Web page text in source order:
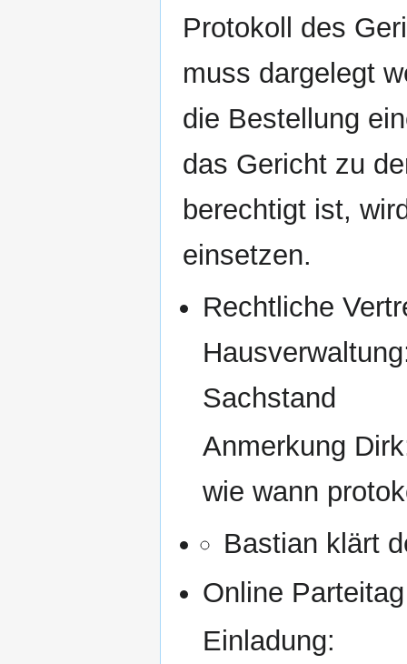
Protokoll des
muss dargelegt
die Bestellung
das Gericht zu
berechtigt ist,
einsetzen.
Rechtliche
Sachstand
Anmerkung
wie wann
Bastian klärt
Online
Einladung: